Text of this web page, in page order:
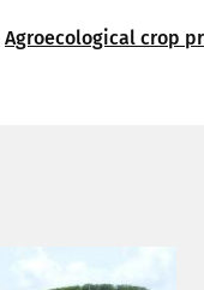
Agroecological crop